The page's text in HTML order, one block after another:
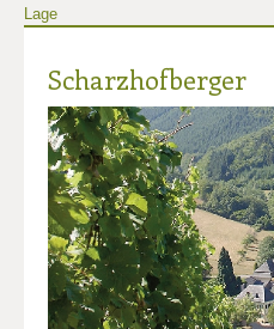
Lage
Scharzhofberger